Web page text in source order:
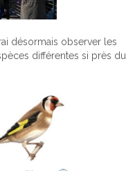
désormais observer les
différentes si près du